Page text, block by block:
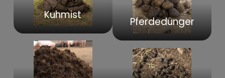
Kuhmist
Pferdedünger